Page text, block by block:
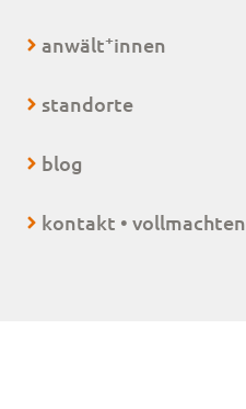
anwält+innen
standorte
blog
kontakt • vollmachten